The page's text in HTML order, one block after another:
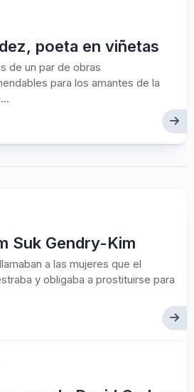
poeta en viñetas
de un par de obras
para los amantes de la
Suk Gendry-Kim
a las mujeres que el
y obligaba a prostituirse para